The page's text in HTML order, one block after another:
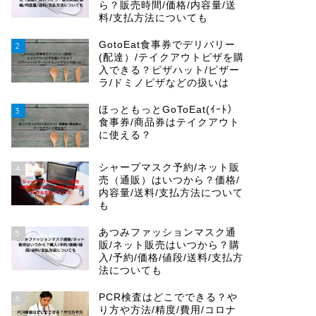
ら？販売時間/価格/内容量/送
料/支払方法についても
2
GotoEat食事券でデリバリー
(配達）/テイクアウトピザを購
入できる？ピザハット/ピザー
ラ/ドミノピザなどの扱いは
3
ほっともっとGoToEat(ｲｰﾄ）
食事券/商品券はテイクアウト
に使える？
4
シャープマスク予約/ネット販
売（通販）はいつから？価格/
内容量/送料/支払方法について
も
5
あつみファッションマスク通
販/ネット販売はいつから？購
入/予約/価格/値段/送料/支払方
法についても
6
PCR検査はどこでできる？や
り方や方法/精度/費用/コロナ